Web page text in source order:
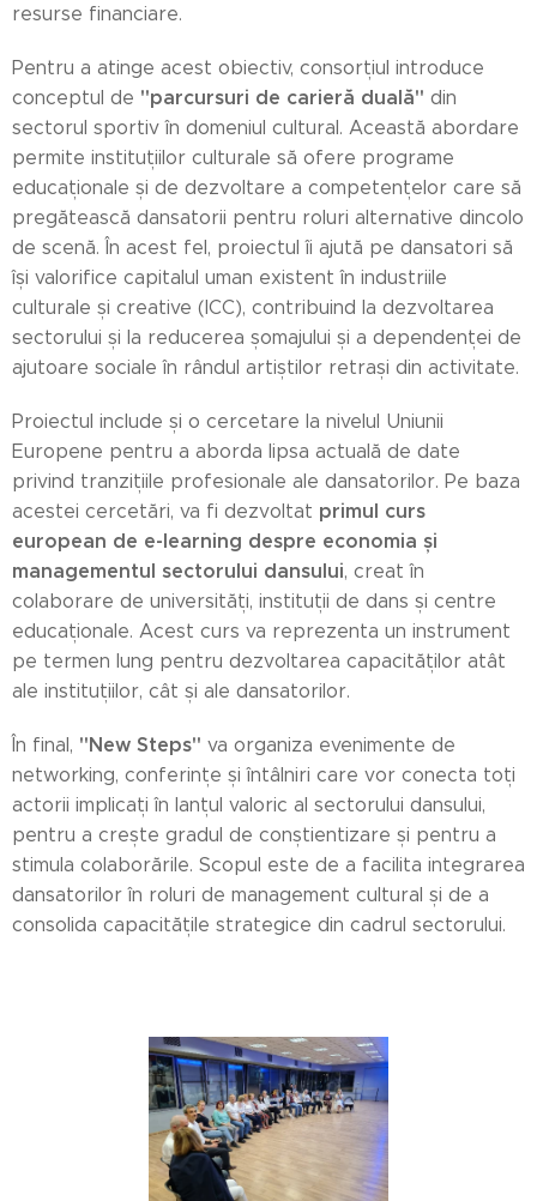
resurse financiare.
Pentru a atinge acest obiectiv, consorțiul introduce
conceptul de "parcursuri de carieră duală" din
sectorul sportiv în domeniul cultural. Această abordare
permite instituțiilor culturale să ofere programe
educaționale și de dezvoltare a competențelor care să
pregătească dansatorii pentru roluri alternative dincolo
de scenă. În acest fel, proiectul îi ajută pe dansatori să
își valorifice capitalul uman existent în industriile
culturale și creative (ICC), contribuind la dezvoltarea
sectorului și la reducerea șomajului și a dependenței de
ajutoare sociale în rândul artiștilor retrași din activitate.
Proiectul include și o cercetare la nivelul Uniunii
Europene pentru a aborda lipsa actuală de date
privind tranzițiile profesionale ale dansatorilor. Pe baza
acestei cercetări, va fi dezvoltat primul curs
european de e-learning despre economia și
managementul sectorului dansului, creat în
colaborare de universități, instituții de dans și centre
educaționale. Acest curs va reprezenta un instrument
pe termen lung pentru dezvoltarea capacităților atât
ale instituțiilor, cât și ale dansatorilor.
În final, "New Steps" va organiza evenimente de
networking, conferințe și întâlniri care vor conecta toți
actorii implicați în lanțul valoric al sectorului dansului,
pentru a crește gradul de conștientizare și pentru a
stimula colaborările. Scopul este de a facilita integrarea
dansatorilor în roluri de management cultural și de a
consolida capacitățile strategice din cadrul sectorului.